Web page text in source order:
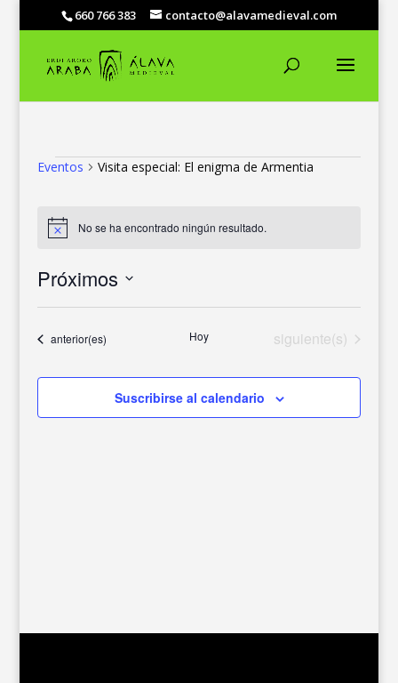
660 766 383 contacto@alavamedieval.com
EVENTOS
Eventos Visita especial: El enigma de Armentia
Aviso No se ha encontrado ningún resultado.
Próximos
fecha.
Eventos
anterior(es) Hoy Eventos
siguiente(s)
Suscribirse al calendario